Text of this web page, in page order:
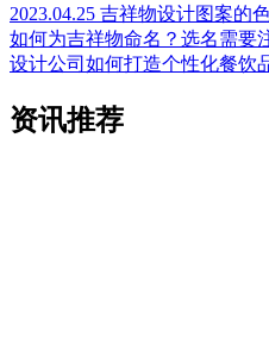
2023.04.25 吉祥物设计图案的
如何为吉祥物命名？选名需要
设计公司如何打造个性化餐饮
资讯推荐